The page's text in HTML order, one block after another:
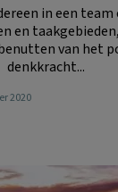
in een
en
van het
denkkracht...
2020